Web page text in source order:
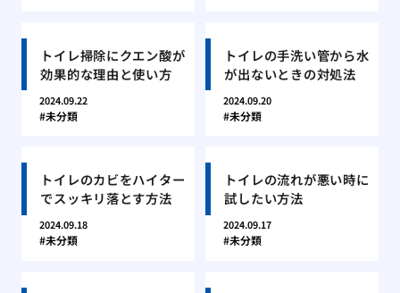
トイレ掃除にクエン酸が
効果的な理由と使い方
2024.09.22
未分類
トイレの手洗い管から水
が出ないときの対処法
2024.09.20
未分類
トイレのカビをハイター
でスッキリ落とす方法
2024.09.18
未分類
トイレの流れが悪い時に
試したい方法
2024.09.17
未分類